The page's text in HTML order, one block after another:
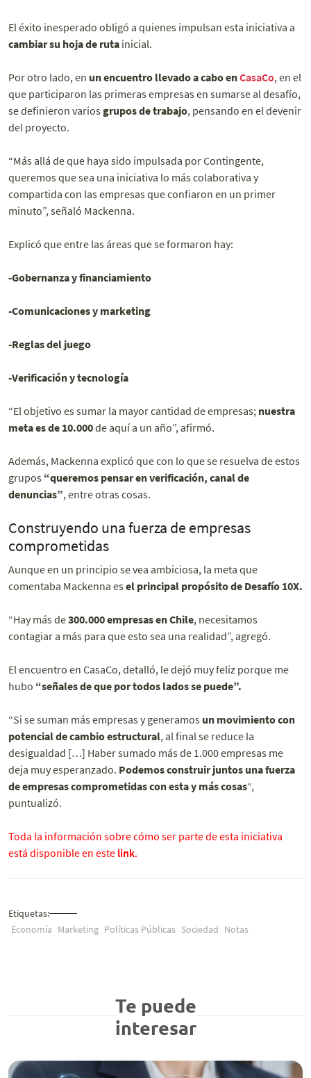
El éxito inesperado obligó a quienes impulsan esta iniciativa a
cambiar su hoja de ruta inicial.
Por otro lado, en un encuentro llevado a cabo enCasaCo, en el
que participaron las primeras empresas en sumarse al desafío,
se definieron variosgrupos de trabajo, pensando en el devenir
del proyecto.
“Más allá de que haya sido impulsada por Contingente,
queremos que sea una iniciativa lo más colaborativa y
compartida con las empresas que confiaron en un primer
minuto”, señaló Mackenna.
Explicó que entre las áreas que se formaron hay:
-Gobernanza y financiamiento
-Comunicaciones y marketing
-Reglas del juego
-Verificación y tecnología
“El objetivo es sumar la mayor cantidad de empresas; nuestra
meta es de 10.000de aquí a un año”, afirmó.
Además, Mackenna explicó que con lo que se resuelva de estos
grupos “queremos pensar en verificación, canal de
denuncias”, entre otras cosas.
Construyendo una fuerza de empresas
comprometidas
Aunque en un principio se vea ambiciosa, la meta que
comentaba Mackenna esel principal propósito de Desafío 10X.
“Hay más de300.000 empresas en Chile, necesitamos
contagiar a más para que esto sea una realidad”, agregó.
El encuentro en CasaCo, detalló, le dejó muy feliz porque me
hubo “señales de que por todos lados se puede”.
“Si se suman más empresas y generamos un movimiento con
potencial de cambio estructural, al final se reduce la
desigualdad […] Haber sumado más de 1.000 empresas me
deja muy esperanzado. Podemos construir juntos una fuerza
de empresas comprometidas con esta y más cosas“,
puntualizó.
Toda la información sobre cómo ser parte de esta iniciativa
está disponible en este link.
Etiquetas:
Economía Marketing Políticas Públicas Sociedad Notas
Te puede
interesar